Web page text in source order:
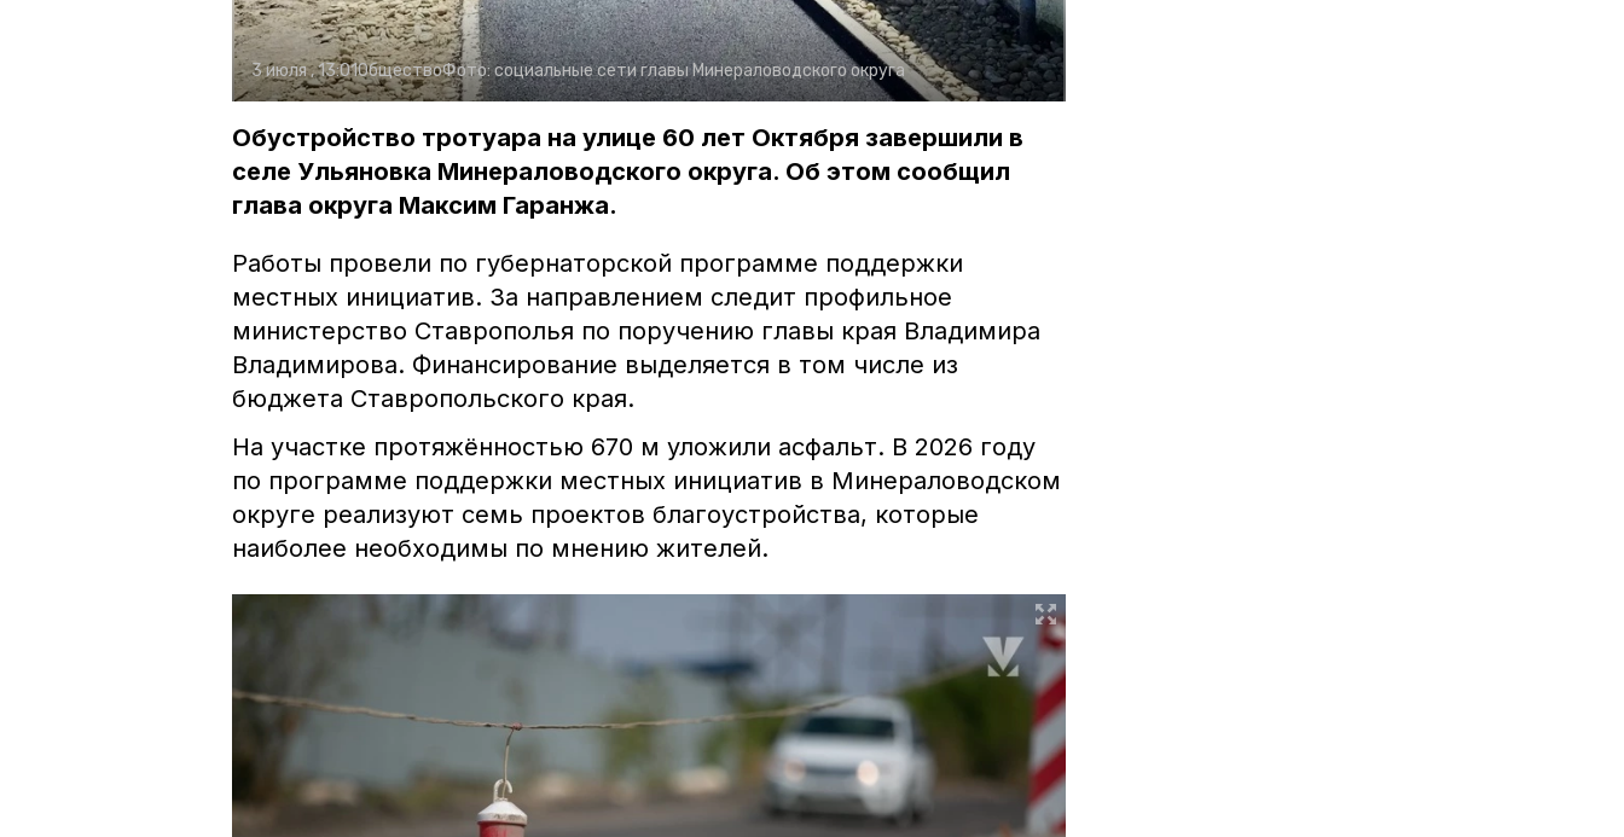
3 июля , 13:01ОбществоФото:социальные сети главы Минераловодского округа
Обустройство тротуара на улице 60 лет Октября завершили в
селе Ульяновка Минераловодского округа. Об этом сообщил
глава округа Максим Гаранжа.
Работы провели по губернаторской программе поддержки
местных инициатив. За направлением следит профильное
министерство Ставрополья по поручению главы края Владимира
Владимирова. Финансирование выделяется в том числе из
бюджета Ставропольского края.
На участке протяжённостью 670 м уложили асфальт. В 2026 году
по программе поддержки местных инициатив в Минераловодском
округе реализуют семь проектов благоустройства, которые
наиболее необходимы по мнению жителей.